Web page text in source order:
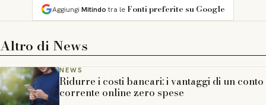
Aggiungi Mitindotra le Fonti preferite su Google
Altro di News
NEWS
Ridurre i costi bancari: i vantaggi di un conto
corrente online zero spese